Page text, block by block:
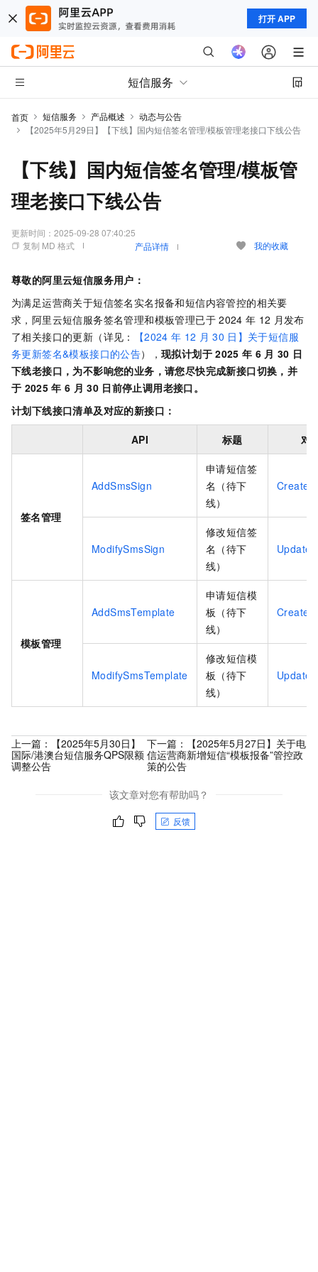
打开 APP
短信服务
首页 短信服务 产品概述
动态与公告
【2025年5月29日】【下线】国内短信签名管理/模板管理老接口下线公告
【下线】国内短信签名管理/模板管
理老接口下线公告
更新时间： 2025-09-28 07:40:25
复制 MD 格式
产品详情 我的收藏
尊敬的阿里云短信服务用户：
为满足运营商关于短信签名实名报备和短信内容管控的相关要
求，阿里云短信服务签名管理和模板管理已于 2024 年 12 月发布
了相关接口的更新（详见：
【2024 年 12 月 30 日】关于短信服
务更新签名&模板接口的公告），现拟计划于 2025 年 6 月 30 日
下线老接口，为不影响您的业务，请您尽快完成新接口切换，并
于 2025 年 6 月 30 日前停止调用老接口。
计划下线接口清单及对应的新接口：
API 标题 对
签名管理
AddSmsSign
申请短信签
名（待下
线）
ModifySmsSign
修改短信签
名（待下
线）
模板管理
AddSmsTemplate
申请短信模
板（待下
线）
ModifySmsTemplate
修改短信模
板（待下
线）
上一篇：
【2025年5月30日】
国际/港澳台短信服务QPS限额
调整公告
下一篇：
【2025年5月27日】关于电
信运营商新增短信“模板报备”管控政
策的公告
该文章对您有帮助吗？
反馈